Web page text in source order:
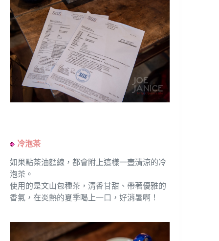
冷泡茶
如果點茶油麵線，都會附上這樣一壺清涼的冷
泡茶。
使用的是文山包種茶，清香甘甜、帶著優雅的
香氣，在炎熱的夏季喝上一口，好消暑啊！